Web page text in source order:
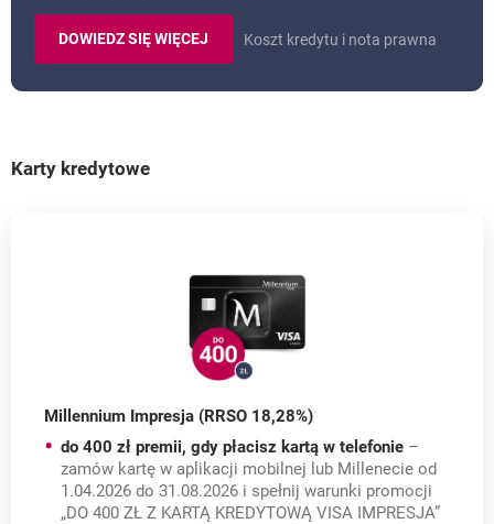
DOWIEDZ SIĘ WIĘCEJO: KARCIE KREDYTOWEJ IMPRESJA.
Koszt kredytu i nota prawna
Karty kredytowe
Millennium Impresja (RRSO 18,28%)
do 400 zł premii, gdy płacisz kartą w telefonie –
zamów kartę w aplikacji mobilnej lub Millenecie od
1.04.2026 do 31.08.2026 i spełnij warunki promocji
„DO 400 ZŁ Z KARTĄ KREDYTOWĄ VISA IMPRESJA”